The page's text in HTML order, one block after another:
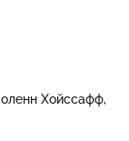
Хойссафф